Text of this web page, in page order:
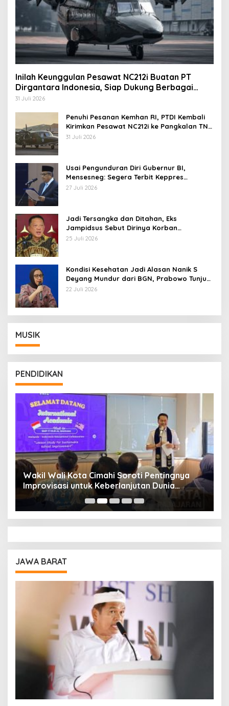
Inilah Keunggulan Pesawat NC212i Buatan PT
Dirgantara Indonesia, Siap Dukung Berbagai
Operasi TNI
31 Juli 2026
Penuhi Pesanan Kemhan RI, PTDI Kembali
Kirimkan Pesawat NC212i ke Pangkalan TNI
AU
31 Juli 2026
Usai Pengunduran Diri Gubernur BI,
Mensesneg: Segera Terbit Keppres
Pemberhentian dengan Hormat
27 Juli 2026
Jadi Tersangka dan Ditahan, Eks
Jampidsus Sebut Dirinya Korban
Kriminalisasi
25 Juli 2026
Kondisi Kesehatan Jadi Alasan Nanik S
Deyang Mundur dari BGN, Prabowo Tunjuk
Wamentan Sudaryono
22 Juli 2026
MUSIK
PENDIDIKAN
Wakil Wali Kota Cimahi Soroti Pentingnya
Improvisasi untuk Keberlanjutan Dunia
Pendidikan
JAWA BARAT